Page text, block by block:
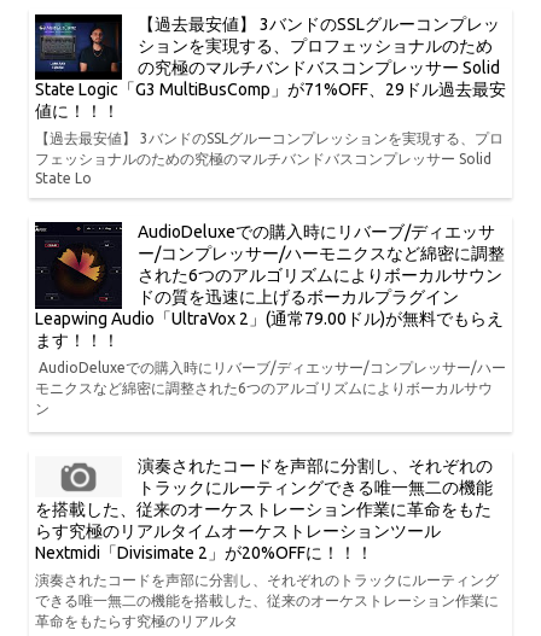
【過去最安値】 3バンドのSSLグルーコンプレッ
ションを実現する、プロフェッショナルのため
の究極のマルチバンドバスコンプレッサー Solid
State Logic「G3 MultiBusComp」が71%OFF、29ドル過去最安
値に！！！
【過去最安値】 3バンドのSSLグルーコンプレッションを実現する、プロ
フェッショナルのための究極のマルチバンドバスコンプレッサー Solid
State Lo
AudioDeluxeでの購入時にリバーブ/ディエッサ
ー/コンプレッサー/ハーモニクスなど綿密に調整
された6つのアルゴリズムによりボーカルサウン
ドの質を迅速に上げるボーカルプラグイン
Leapwing Audio「UltraVox 2」(通常79.00ドル)が無料でもらえ
ます！！！
AudioDeluxeでの購入時にリバーブ/ディエッサー/コンプレッサー/ハー
モニクスなど綿密に調整された6つのアルゴリズムによりボーカルサウ
ン
演奏されたコードを声部に分割し、それぞれの
トラックにルーティングできる唯一無二の機能
を搭載した、従来のオーケストレーション作業に革命をもた
らす究極のリアルタイムオーケストレーションツール
Nextmidi「Divisimate 2」が20%OFFに！！！
演奏されたコードを声部に分割し、それぞれのトラックにルーティング
できる唯一無二の機能を搭載した、従来のオーケストレーション作業に
革命をもたらす究極のリアルタ